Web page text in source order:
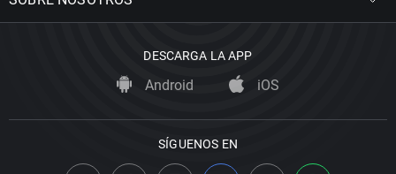
DESCARGA LA APP
Android iOS
SÍGUENOS EN